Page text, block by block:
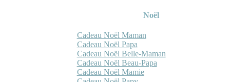
Noël
Cadeau Noël Maman
Cadeau Noël Papa
Cadeau Noël Belle-Maman
Cadeau Noël Beau-Papa
Cadeau Noël Mamie